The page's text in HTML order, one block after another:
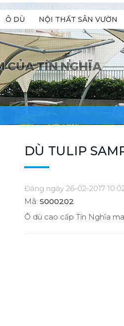
Ô DÙ NỘI THẤT SÂN VƯỜN
DÙ TULIP
Đăng ngày 26-02-2017
Mã: S000202
Ô dù cao cấp Tín Nghĩa